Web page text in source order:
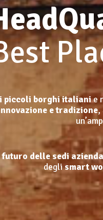
piccoli borghi italianie
e tradizione,
delle sedi
deglismart